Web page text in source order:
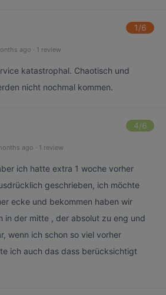
1/6
ago · 1 review
katastrophal. Chaotisch und
nicht nochmal kommen.
4/6
ago · 1 review
ich hatte extra 1 woche vorher
geschrieben, ich möchte
ecke und bekommen haben wir
in der mitte , der absolut zu eng und
wenn ich schon so viel vorher
ich auch das dass berücksichtigt